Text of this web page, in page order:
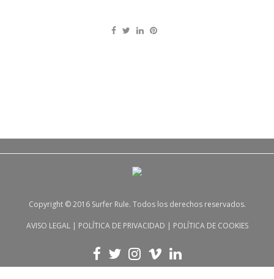
Copyright © 2016 Surfer Rule. Todos los derechos reservados.
AVISO LEGAL| POLÍTICA DE PRIVACIDAD | POLÍTICA DE COOKIES